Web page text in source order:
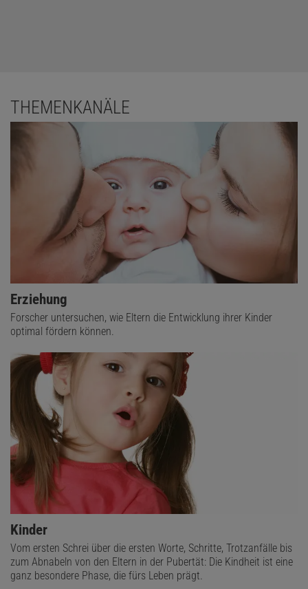
THEMENKANÄLE
Erziehung
Forscher untersuchen, wie Eltern die Entwicklung ihrer Kinder
optimal fördern können.
Kinder
Vom ersten Schrei über die ersten Worte, Schritte, Trotzanfälle bis
zum Abnabeln von den Eltern in der Pubertät: Die Kindheit ist eine
ganz besondere Phase, die fürs Leben prägt.